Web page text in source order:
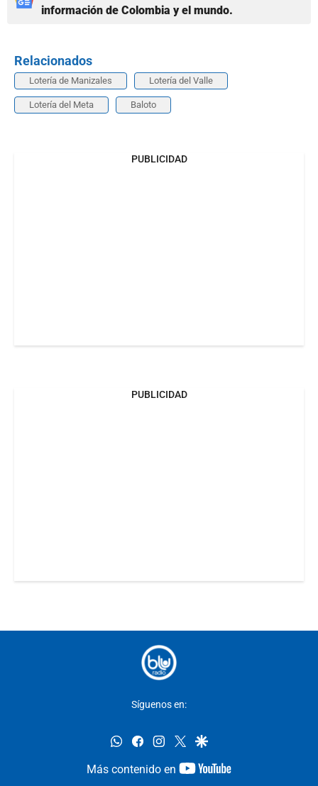
información de Colombia y el mundo.
Relacionados
Lotería de Manizales Lotería del Valle
Lotería del Meta Baloto
PUBLICIDAD
PUBLICIDAD
Síguenos en:
whatsappfacebookinstagram
twittergoogle
Más contenido en
youtube-